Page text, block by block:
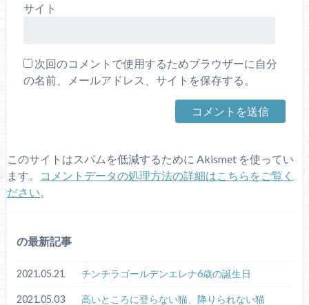
サイト
次回のコメントで使用するためブラウザーに自分
の名前、メールアドレス、サイトを保存する。
このサイトはスパムを低減するために Akismet を使ってい
ます。
コメントデータの処理方法の詳細はこちらをご覧く
ださい
の最新記事
2021.05.21 チンチラゴールデンエレナ6歳の誕生日
2021.05.03 高いところに登らない猫、降りられない猫